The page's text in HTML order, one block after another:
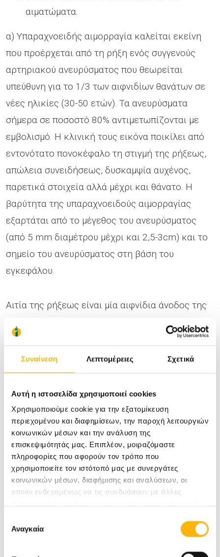
Συναίνεση Λεπτομέρειες Σχετικά
Αυτή η ιστοσελίδα χρησιμοποιεί cookies
Χρησιμοποιούμε cookie για την εξατομίκευση
περιεχομένου και διαφημίσεων, την παροχή λειτουργιών
κοινωνικών μέσων και την ανάλυση της
επισκεψιμότητάς μας. Επιπλέον, μοιραζόμαστε
πληροφορίες που αφορούν τον τρόπο που
χρησιμοποιείτε τον ιστότοπό μας με συνεργάτες
κοινωνικών μέσων, διαφήμισης και αναλύσεων, οι
οποίοι ενδεχομένως να τις συνδυάσουν με άλλες
των υπηρεσιών τους.
συγκατάθεσης
Αναγκαία
αιματώματα.
α) Υπαραχνοειδής αιμορραγία καλείται εκείνη
που προέρχεται από τη ρήξη ενός συγγενούς
αρτηριακού ανευρύσματος που θεωρείται
υπεύθυνη για το 1/3 των αιφνιδίων θανάτων σε
νέες ηλικίες (30-50 ετών). Τα ανευρύσματα
σήμερα σε ποσοστό 80% αντιμετωπίζονται με
εμβολισμό. Η κλινική τους εικόνα ποικίλει από
εντονότατο πονοκέφαλο τη στιγμή της ρήξεως,
απώλεια συνειδήσεως, δυσκαμψία αυχένος,
παρετικά στοιχεία αλλά μέχρι και θάνατο. Η
βαρύτητα της υπαραχνοειδούς αιμορραγίας
εξαρτάται από το μέγεθος του ανευρύσματος
(από 5 mm διαμέτρου μέχρι και 2,5-3cm) και το
σημείο του ανευρύσματος στη βάση του
εγκεφάλου.
Αιτία της ρήξεως είναι μία αιφνίδια άνοδος της
αρτηριοσκληρυντικών και εύθρυπτων αγγείων. Η
υπαραχνοειδής αιμορραγία πρέπει να
αντιμετωπιστεί νοσοκομειακά σε
Νευροχειρουργική Κλινική με υψηλότατο
επιστημονικό επίπεδο και έμπειρο ιατρικό και
νοσηλευτικό προσωπικό.
β) Ενδοεγκεφαλικές διάχυτες αιμορραγίες.
Παρουσιάζονται κυρίως σε άτομα με ήδη κακή
υγεία: